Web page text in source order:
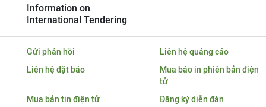
Information on
International Tendering
Gửi phản hồi
Liên hệ quảng cáo
Liên hệ đặt báo
Mua báo in phiên bản điện
tử
Mua bản tin điện tử
Đăng ký diễn đàn